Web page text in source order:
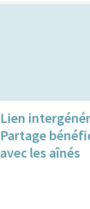
Lien
Partage
avec les aînés